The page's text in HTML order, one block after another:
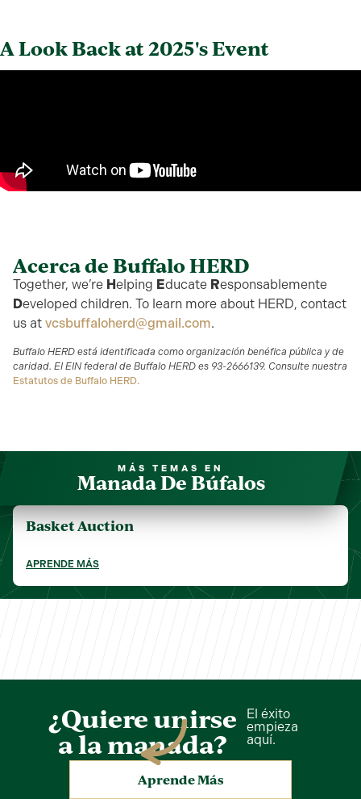
A Look Back at 2025's Event
Acerca de Buffalo HERD
Together, we’re Helping Educate Responsablemente
Developed children. To learn more about HERD, contact
us at vcsbuffaloherd@gmail.com.
Buffalo HERD está identificada como organización benéfica pública y de
caridad. El EIN federal de Buffalo HERD es 93-2666139. Consulte nuestra
Estatutos de Buffalo HERD.
MÁS TEMAS EN
Manada De Búfalos
Basket Auction
APRENDE MÁS
¿Quiere unirse
a la manada?
El éxito
empieza
aquí.
Aprende Más